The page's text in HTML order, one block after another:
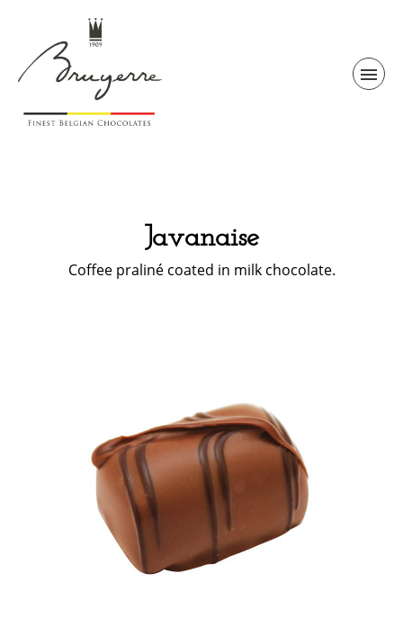
Javanaise
Coffee praliné coated in milk chocolate.